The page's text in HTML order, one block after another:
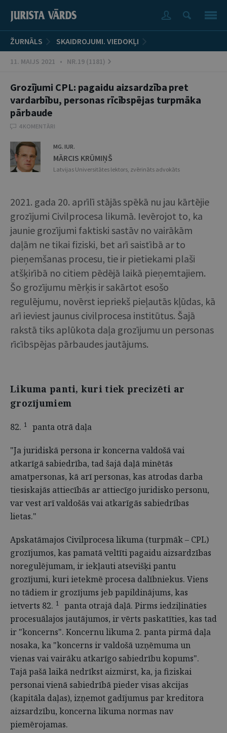
ŽURNĀLS SKAIDROJUMI. VIEDOKĻI
11. MAIJS 2021 • NR.19 (1181)
Grozījumi CPL: pagaidu aizsardzība pret
vardarbību, personas rīcībspējas turpmāka
pārbaude
4 KOMENTĀRI
MG. IUR.
MĀRCIS KRŪMIŅŠ
Latvijas Universitātes lektors, zvērināts advokāts
2021. gada 20. aprīlī stājās spēkā nu jau kārtējie
grozījumi Civilprocesa likumā. Ievērojot to, ka
jaunie grozījumi faktiski sastāv no vairākām
daļām ne tikai fiziski, bet arī saistībā ar to
pieņemšanas procesu, tie ir pietiekami plaši
atšķirībā no citiem pēdējā laikā pieņemtajiem.
Šo grozījumu mērķis ir sakārtot esošo
regulējumu, novērst iepriekš pieļautās kļūdas, kā
arī ieviest jaunus civilprocesa institūtus. Šajā
rakstā tiks aplūkota daļa grozījumu un personas
rīcībspējas pārbaudes jautājums.
Likuma panti, kuri tiek precizēti ar
grozījumiem
82. 1 panta otrā daļa
"Ja juridiskā persona ir koncerna valdošā vai
atkarīgā sabiedrība, tad šajā daļā minētās
amatpersonas, kā arī personas, kas atrodas darba
tiesiskajās attiecībās ar attiecīgo juridisko personu,
var vest arī valdošās vai atkarīgās sabiedrības
lietas."
Apskatāmajos Civilprocesa likuma (turpmāk – CPL)
grozījumos, kas pamatā veltīti pagaidu aizsardzības
noregulējumam, ir iekļauti atsevišķi pantu
grozījumi, kuri ietekmē procesa dalībniekus. Viens
no tādiem ir grozījums jeb papildinājums, kas
ietverts 82. 1
panta otrajā daļā. Pirms iedziļināties
procesuālajos jautājumos, ir vērts paskatīties, kas tad
ir "koncerns". Koncernu likuma 2. panta pirmā daļa
nosaka, ka "koncerns ir valdošā uzņēmuma un
vienas vai vairāku atkarīgo sabiedrību kopums".
Tajā pašā laikā nedrīkst aizmirst, ka, ja fiziskai
personai vienā sabiedrībā pieder visas akcijas
(kapitāla daļas), izņemot gadījumus par kreditora
aizsardzību, koncerna likuma normas nav
piemērojamas.